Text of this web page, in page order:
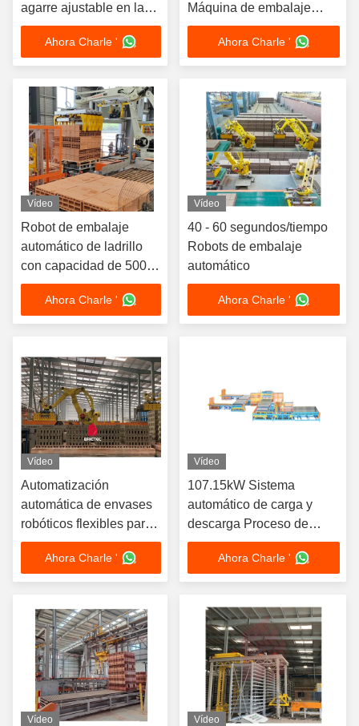
agarre ajustable en la
industria del embalaje
0,6 - 0,8Mpa
Ahora Charle '
Máquina de embalaje
robótica para fábrica de
ladrillosAhora Charle '
Vídeo
Robot de embalaje
automático de ladrillo
con capacidad de 500
kg y 800 kg para la
compatibilidad con la
industria 4.0
Ahora Charle '
Vídeo
40 - 60 segundos/tiempo
Robots de embalaje
automático
Ahora Charle '
Vídeo
Automatización
automática de envases
robóticos flexibles para
envases de plantas de
ladrillo con robots
Ahora Charle '
Vídeo
107.15kW Sistema
automático de carga y
descarga Proceso de
ajuste directo Robot de
doble agrupación
Ahora Charle '
Vídeo Vídeo